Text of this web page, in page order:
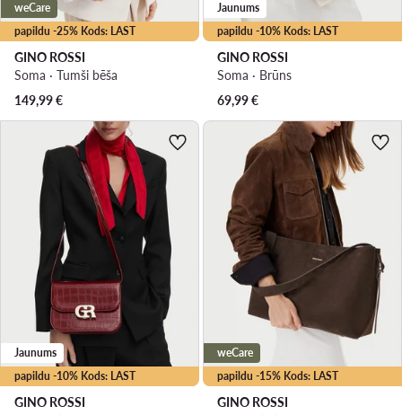
papildu -25% Kods: LAST
weCare
GINO ROSSI
Soma · Tumši bēša
149,99€
papildu -10% Kods: LAST
Jaunums
GINO ROSSI
Soma · Brūns
69,99€
papildu -10% Kods: LAST
Jaunums
GINO ROSSI
papildu -15% Kods: LAST
weCare
GINO ROSSI